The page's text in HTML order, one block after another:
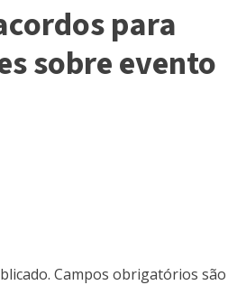
para
sobre evento
Campos obrigatórios são